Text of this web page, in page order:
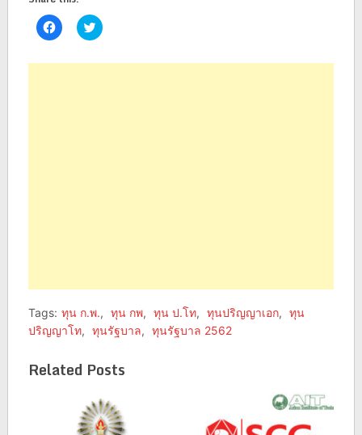
Click
to
Facebook
Click
to
Twitter
Tags: ทุน ก.พ., ทุน กพ, ทุน ป.โท, ทุนปริญญาเอก, ทุน
ปริญญาโท, ทุนรัฐบาล, ทุนรัฐบาล 2562
Related Posts